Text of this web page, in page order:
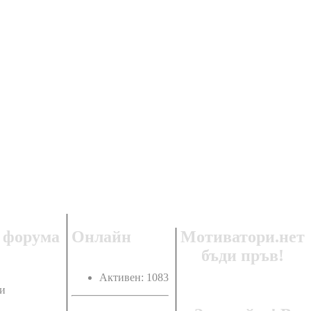
форума Онлайн
Активен: 1083
Мотиватори.нет
бъди пръв!